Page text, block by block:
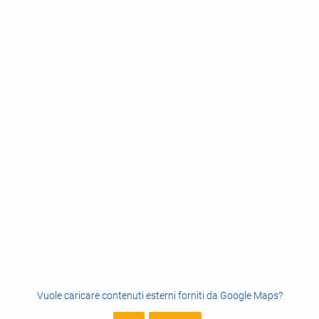
Vuole caricare contenuti esterni forniti da Google Maps?